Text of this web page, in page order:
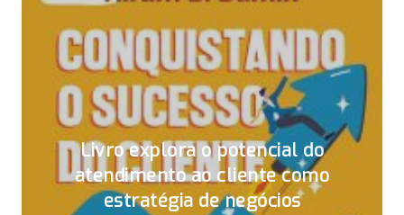
Livro explora o potencial do
atendimento ao cliente como
estratégia de negócios